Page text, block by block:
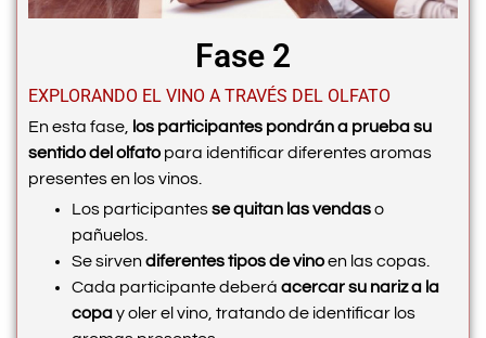
Fase 2
EXPLORANDO EL VINO A TRAVÉS DEL OLFATO
En esta fase,
los participantes pondrán a prueba su
sentido del olfatopara identificar diferentes aromas
presentes en los vinos.
Los participantesse quitan las vendaso
pañuelos.
Se sirven diferentes tipos de vinoen las copas.
Cada participante deberá acercar su nariz a la
copay oler el vino, tratando de identificar los